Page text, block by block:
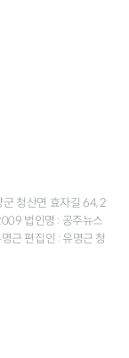
청산면 효자길 64, 2
법인명 : 공주뉴스
근 편집인 : 유명근 청